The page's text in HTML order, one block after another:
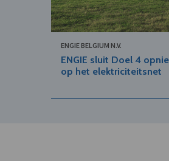
ENGIE BELGIUM N.V.
ENGIE sluit Doel 4
op het elektriciteitsnet